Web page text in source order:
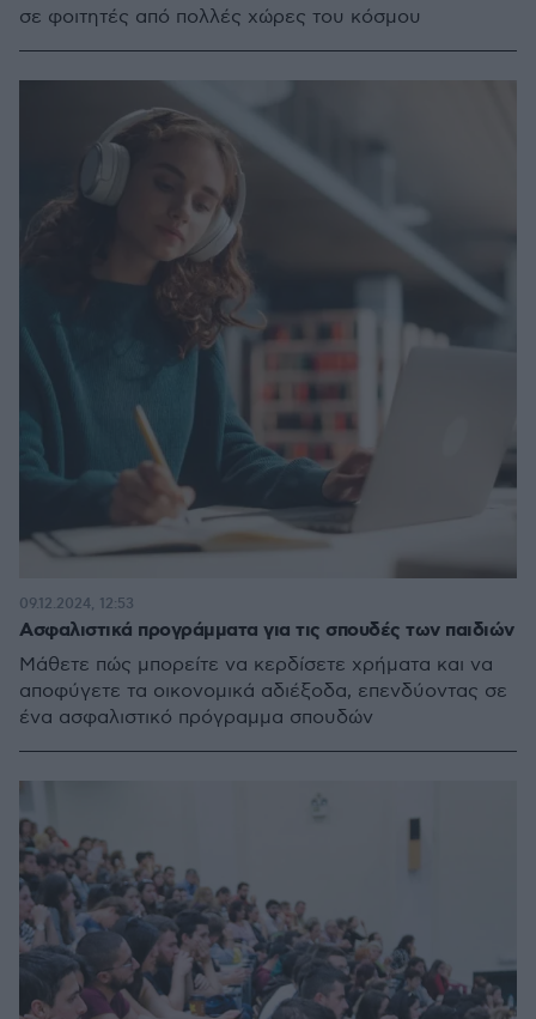
σε φοιτητές από πολλές χώρες του κόσμου
Ασφαλιστικά προγράμματα για τις σπουδές των παιδιών
Μάθετε πώς μπορείτε να κερδίσετε χρήματα και να
αποφύγετε τα οικονομικά αδιέξοδα, επενδύοντας σε
ένα ασφαλιστικό πρόγραμμα σπουδών
09.12.2024, 12:53